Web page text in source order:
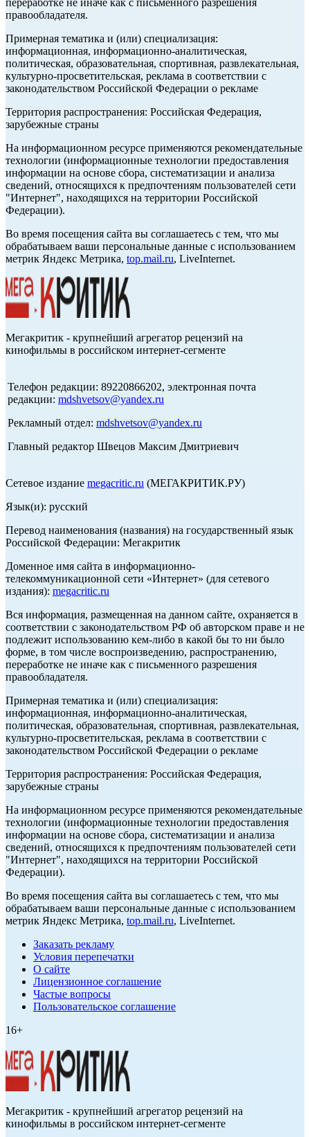
переработке не иначе как с письменного разрешения
правообладателя.
Примерная тематика и (или) специализация:
информационная, информационно-аналитическая,
политическая, образовательная, спортивная, развлекательная,
культурно-просветительская, реклама в соответствии с
законодательством Российской Федерации о рекламе
Территория распространения: Российская Федерация,
зарубежные страны
На информационном ресурсе применяются рекомендательные
технологии (информационные технологии предоставления
информации на основе сбора, систематизации и анализа
сведений, относящихся к предпочтениям пользователей сети
"Интернет", находящихся на территории Российской
Федерации).
Во время посещения сайта вы соглашаетесь с тем, что мы
обрабатываем ваши персональные данные с использованием
метрик Яндекс Метрика, top.mail.ru, LiveInternet.
Мегакритик - крупнейший агрегатор рецензий на
кинофильмы в российском интернет-сегменте
Телефон редакции: 89220866202, электронная почта
редакции: mdshvetsov@yandex.ru
Рекламный отдел: mdshvetsov@yandex.ru
Главный редактор Швецов Максим Дмитриевич
Сетевое издание megacritic.ru (МЕГАКРИТИК.РУ)
Язык(и): русский
Перевод наименования (названия) на государственный язык
Российской Федерации: Мегакритик
Доменное имя сайта в информационно-
телекоммуникационной сети «Интернет» (для сетевого
издания): megacritic.ru
Вся информация, размещенная на данном сайте, охраняется в
соответствии с законодательством РФ об авторском праве и не
подлежит использованию кем-либо в какой бы то ни было
форме, в том числе воспроизведению, распространению,
переработке не иначе как с письменного разрешения
правообладателя.
Примерная тематика и (или) специализация:
информационная, информационно-аналитическая,
политическая, образовательная, спортивная, развлекательная,
культурно-просветительская, реклама в соответствии с
законодательством Российской Федерации о рекламе
Территория распространения: Российская Федерация,
зарубежные страны
На информационном ресурсе применяются рекомендательные
технологии (информационные технологии предоставления
информации на основе сбора, систематизации и анализа
сведений, относящихся к предпочтениям пользователей сети
"Интернет", находящихся на территории Российской
Федерации).
Во время посещения сайта вы соглашаетесь с тем, что мы
обрабатываем ваши персональные данные с использованием
метрик Яндекс Метрика, top.mail.ru, LiveInternet.
Заказать рекламу
Условия перепечатки
О сайте
Лицензионное соглашение
Частые вопросы
Пользовательское соглашение
16+
Мегакритик - крупнейший агрегатор рецензий на
кинофильмы в российском интернет-сегменте